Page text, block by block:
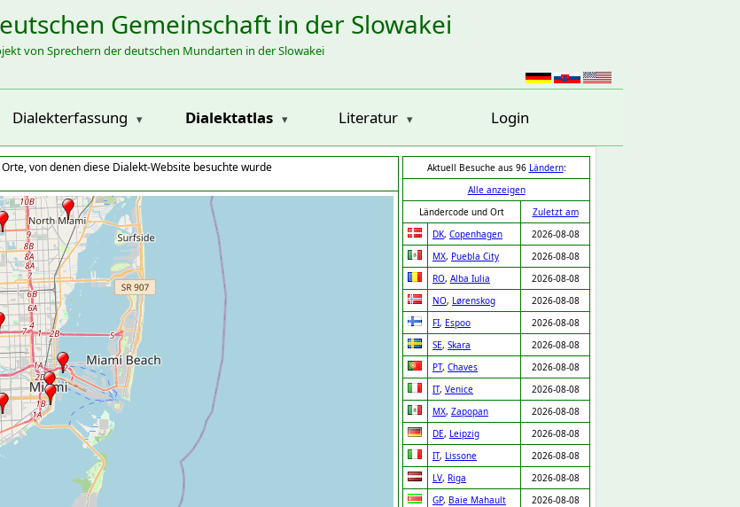
Gemeinschaft in der Slowakei
von Sprechern der deutschen Mundarten in der Slowakei
Dialekterfassung Dialektatlas Literatur Login
von denen diese Dialekt-Website besuchte wurde Aktuell Besuche aus 96 Ländern:
Alle anzeigen
Ländercode und Ort
Zuletzt am
DK, Copenhagen
2026-08-08
MX, Puebla City
2026-08-08
RO, Alba Iulia
2026-08-08
NO, Lørenskog
2026-08-08
FI, Espoo
2026-08-08
SE, Skara
2026-08-08
PT, Chaves
2026-08-08
IT, Venice
2026-08-08
MX, Zapopan
2026-08-08
DE, Leipzig
2026-08-08
IT, Lissone
2026-08-08
LV, Riga
2026-08-08
GP, Baie Mahault
2026-08-08